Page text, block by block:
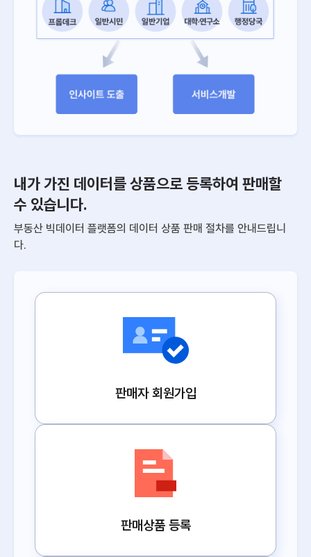
내가 가진 데이터를 상품으로 등록하여 판매할
수 있습니다.
부동산 빅데이터 플랫폼의 데이터 상품 판매 절차를 안내드립니
다.
판매자 회원가입
판매상품 등록